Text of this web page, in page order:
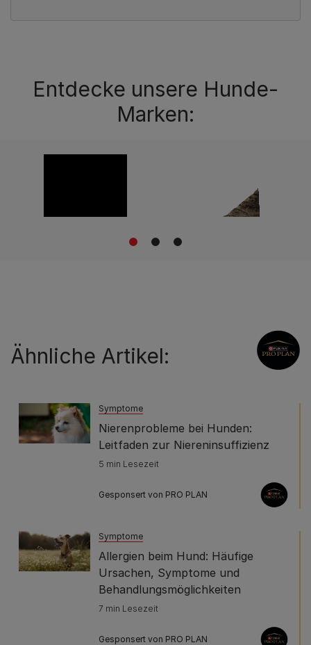
Entdecke unsere Hunde-
Marken:
1 2 3
Ähnliche Artikel:
Symptome
Nierenprobleme bei Hunden:
Leitfaden zur Niereninsuffizienz
5 min Lesezeit
Gesponsert von PRO PLAN
Symptome
Allergien beim Hund: Häufige
Ursachen, Symptome und
Behandlungsmöglichkeiten
7 min Lesezeit
Gesponsert von PRO PLAN